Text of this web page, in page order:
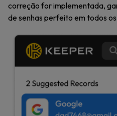
correção for implementada,
de senhas perfeito em todos